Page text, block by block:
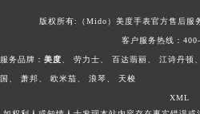
版权所有:（Mido） 美度手表官方售后服
客户服务热线：
服务品牌： 美度 劳力士 百达翡丽 江诗丹顿
国 萧邦 欧米茄 浪琴 天梭
XML